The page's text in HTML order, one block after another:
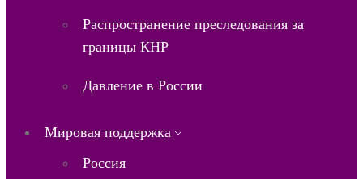
Распространение преследования за
границы КНР
Давление в России
Мировая поддержка
Россия